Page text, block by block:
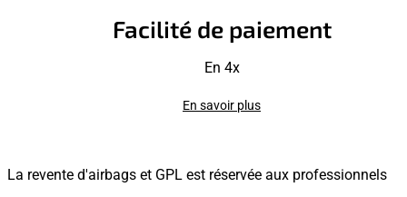
Facilité de paiement
En 4x
En savoir plus
La revente d'airbags et GPL est réservée aux professionnels